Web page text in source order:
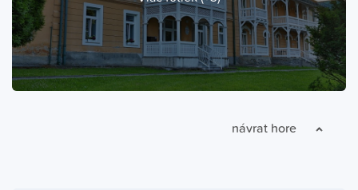
návrat hore